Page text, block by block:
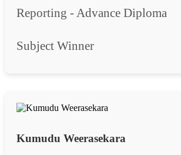
Reporting - Advance Diploma
Subject Winner
Kumudu Weerasekara